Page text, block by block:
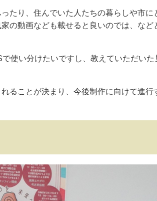
たり、住んでいた人たちの暮らしや市に
の動画なども載せると良いのでは、など
使い分けたいですし、教えていただいた
ることが決まり、今後制作に向けて進行